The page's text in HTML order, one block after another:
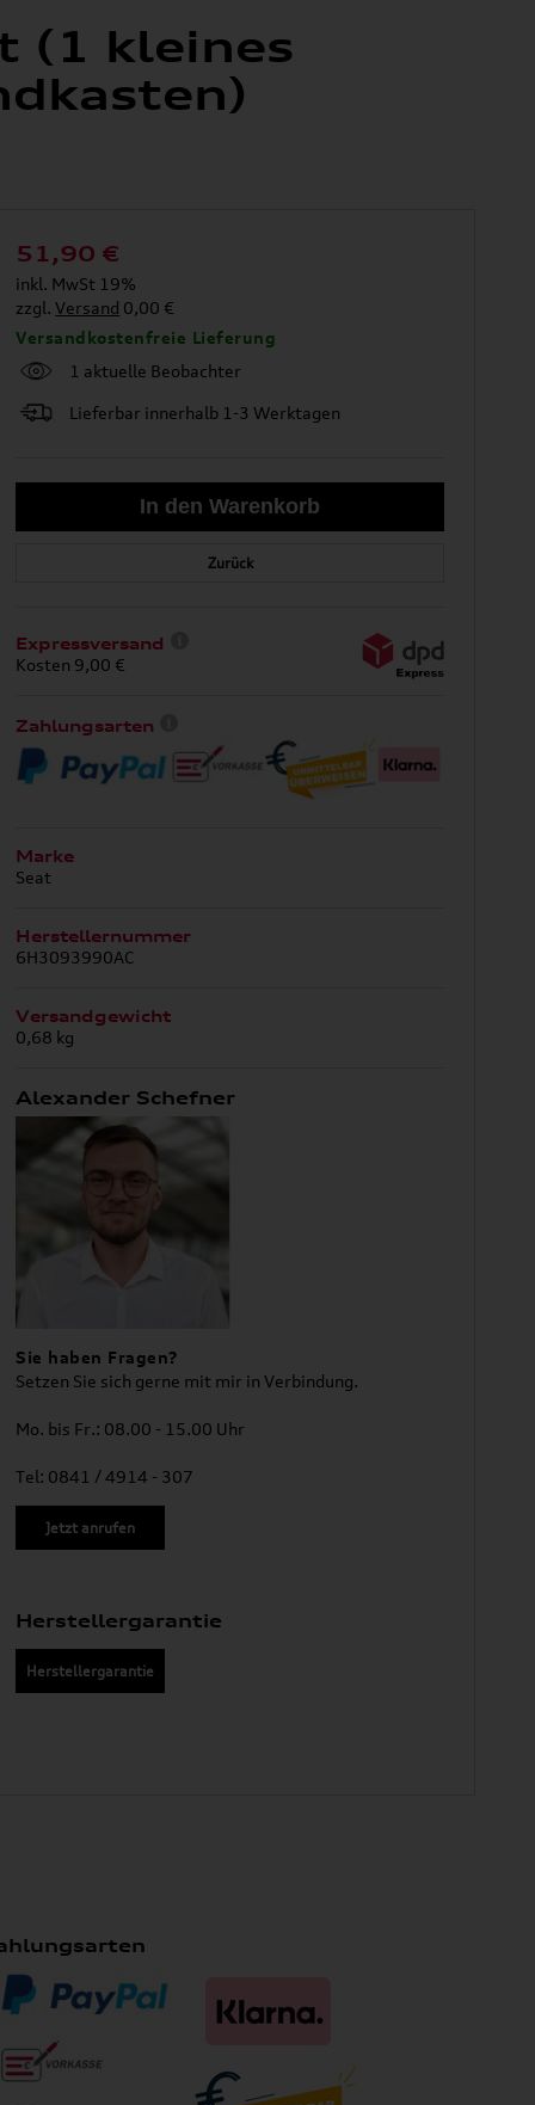
(1 kleines
51,90 €
inkl. MwSt 19%
zzgl.Versand 0,00 €
Versandkostenfreie Lieferung
1 aktuelle Beobachter
Lieferbar innerhalb 1-3 Werktagen
Zurück
Expressversand
Kosten 9,00 €
Zahlungsarten
Marke
Seat
Herstellernummer
6H3093990AC
Versandgewicht
0,68 kg
Alexander Schefner
Sie haben Fragen?
Setzen Sie sich gerne mit mir in Verbindung.
Mo. bis Fr.: 08.00 - 15.00 Uhr
Tel: 0841 / 4914 - 307
Jetzt anrufen
Herstellergarantie
Herstellergarantie